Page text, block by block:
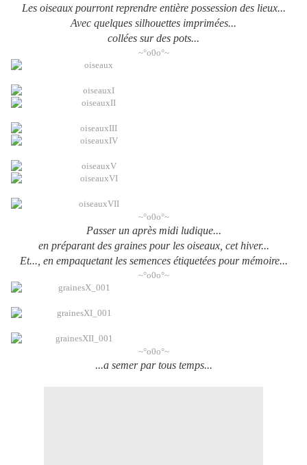
Les oiseaux pourront reprendre entière possession des lieux...
Avec quelques silhouettes imprimées...
collées sur des pots...
~°o0o°~
~°o0o°~
Passer un après midi ludique...
en préparant des graines pour les oiseaux, cet hiver...
Et..., en empaquetant les semences étiquetées pour mémoire...
~°o0o°~
~°o0o°~
...a semer par tous temps...